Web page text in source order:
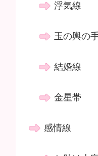
浮気線
玉の輿の
結婚線
金星帯
感情線